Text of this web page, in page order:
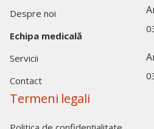
Despre noi
Echipa medicală
Servicii
Contact
Termeni legali